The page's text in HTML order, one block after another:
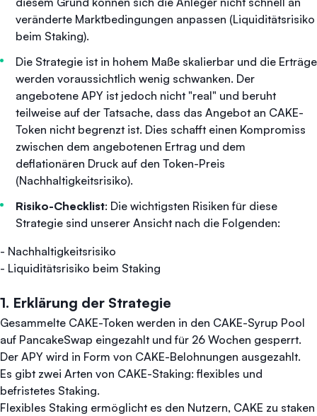
veränderte Marktbedingungen anpassen (Liquiditätsrisiko
beim Staking).
Die Strategie ist in hohem Maße skalierbar und die Erträge
werden voraussichtlich wenig schwanken. Der
angebotene APY ist jedoch nicht "real" und beruht
teilweise auf der Tatsache, dass das Angebot an CAKE-
Token nicht begrenzt ist. Dies schafft einen Kompromiss
zwischen dem angebotenen Ertrag und dem
deflationären Druck auf den Token-Preis
(Nachhaltigkeitsrisiko).
Risiko-Checklist: Die wichtigsten Risiken für diese
Strategie sind unserer Ansicht nach die Folgenden:
- Nachhaltigkeitsrisiko
- Liquiditätsrisiko beim Staking
1. Erklärung der Strategie
Gesammelte CAKE-Token werden in den CAKE-Syrup Pool
auf PancakeSwap eingezahlt und für 26 Wochen gesperrt.
Der APY wird in Form von CAKE-Belohnungen ausgezahlt.
Es gibt zwei Arten von CAKE-Staking: flexibles und
befristetes Staking.
Flexibles Staking ermöglicht es den Nutzern, CAKE zu staken